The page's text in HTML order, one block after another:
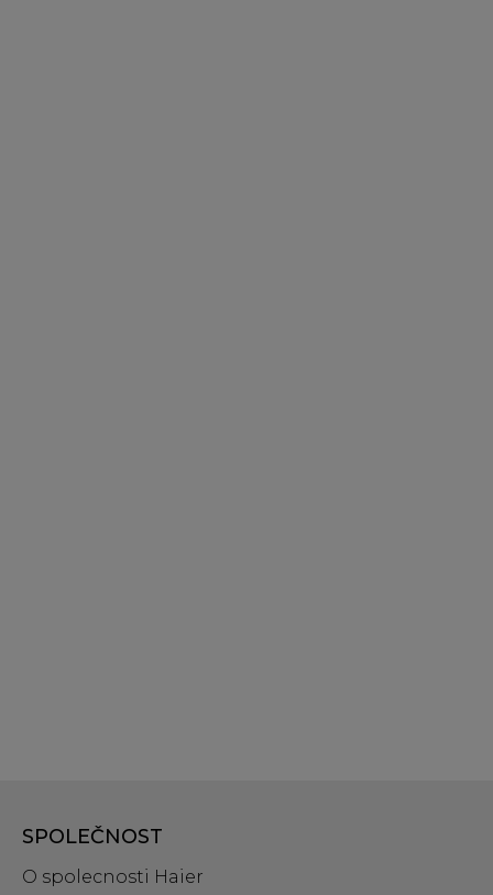
SPOLEČNOST
O spolecnosti Haier